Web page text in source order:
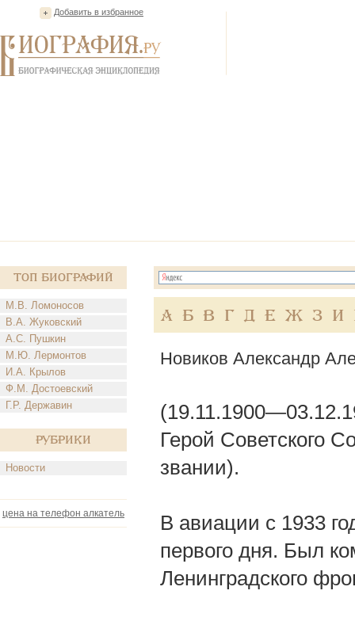
Добавить в избранное
Топ Биографий
М.В. Ломоносов
В.А. Жуковский
А.С. Пушкин
М.Ю. Лермонтов
И.А. Крылов
Ф.М. Достоевский
Г.Р. Державин
Рубрики
Новости
цена на телефон алкатель
А Б В Г Д Е Ж З И
Новиков Александр
Герой Советского
звании).
В авиации с 1933
первого дня. Был
Ленинградского